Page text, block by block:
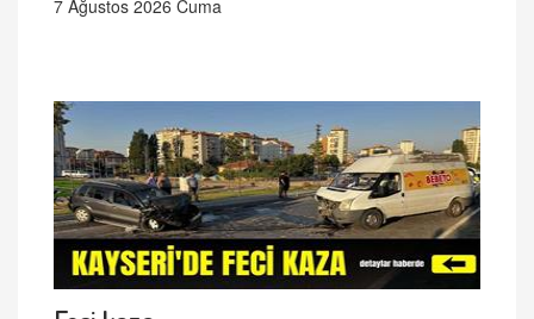
7 Ağustos 2026 Cuma